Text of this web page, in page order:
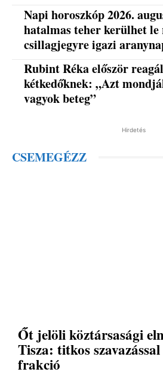
Napi horoszkóp 2026.
hatalmas teher kerülhet le
csillagjegyre igazi
Rubint Réka először
kétkedőknek: „Azt
vagyok beteg”
Hirdetés
CSEMEGÉZZ
Őt jelöli köztársasági
Tisza: titkos
frakció